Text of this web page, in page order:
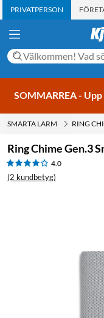
PRIVATPERSON
SOMMARREA -
SMARTA LARM
Ring Chime Gen.3
4.0
(2 kundbetyg)